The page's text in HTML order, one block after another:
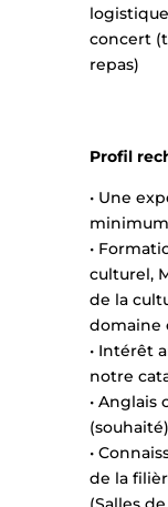
concert
repas)
Profil
• Une
•
culturel,
de la
domaine
• Intérêt
notre
• Anglais
(souhaité)
•
de la